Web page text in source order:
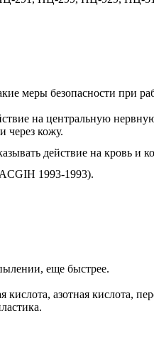
меры безопасности при
на центральную
через кожу.
действие на кровь и
1993-1993).
еще быстрее.
азотная кислота,